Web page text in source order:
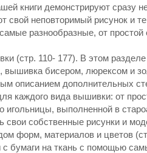
книги демонстрируют сразу
свой неповторимый рисунок и
разнообразные, от простой
(стр. 110- 177). В этом
бисером, люрексом и
описанием дополнительных
каждого вида вышивки: от
игольницы, выполненной в
свои собственные рисунки и
форм, материалов и цветов
с бумаги на ткань с помощью